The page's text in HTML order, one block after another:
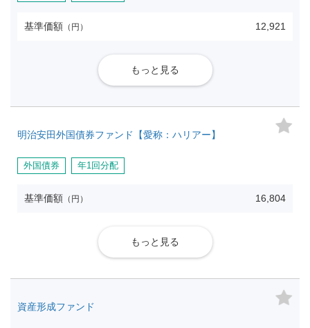
基準価額 （円） 12,921
もっと見る
明治安田外国債券ファンド【愛称：ハリアー】
外国債券 年1回分配
基準価額 （円） 16,804
もっと見る
資産形成ファンド